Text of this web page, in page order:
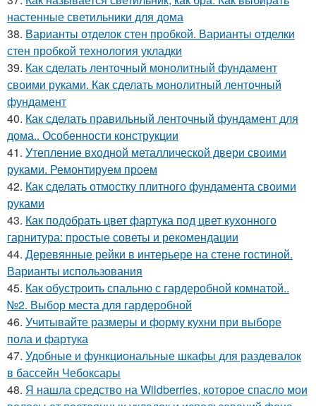
настенные светильники для дома
38. Варианты отделок стен пробкой. Варианты отделки
стен пробкой технология укладки
39. Как сделать ленточный монолитный фундамент
своими руками. Как сделать монолитный ленточный
фундамент
40. Как сделать правильный ленточный фундамент для
дома.. Особенности конструкции
41. Утепление входной металлической двери своими
руками. Ремонтируем проем
42. Как сделать отмостку плитного фундамента своими
руками
43. Как подобрать цвет фартука под цвет кухонного
гарнитура: простые советы и рекомендации
44. Деревянные рейки в интерьере на стене гостиной.
Варианты использования
45. Как обустроить спальню с гардеробной комнатой..
№2. Выбор места для гардеробной
46. Учитывайте размеры и форму кухни при выборе
пола и фартука
47. Удобные и функциональные шкафы для раздевалок
в бассейн Чебоксары
48. Я нашла средство на Wildberries, которое спасло мои